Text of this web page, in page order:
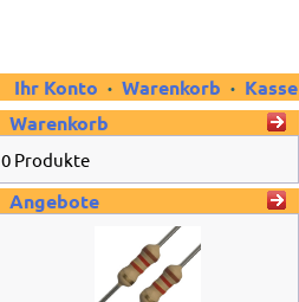
Ihr Konto ·Warenkorb · Kasse
Warenkorb
0 Produkte
Angebote